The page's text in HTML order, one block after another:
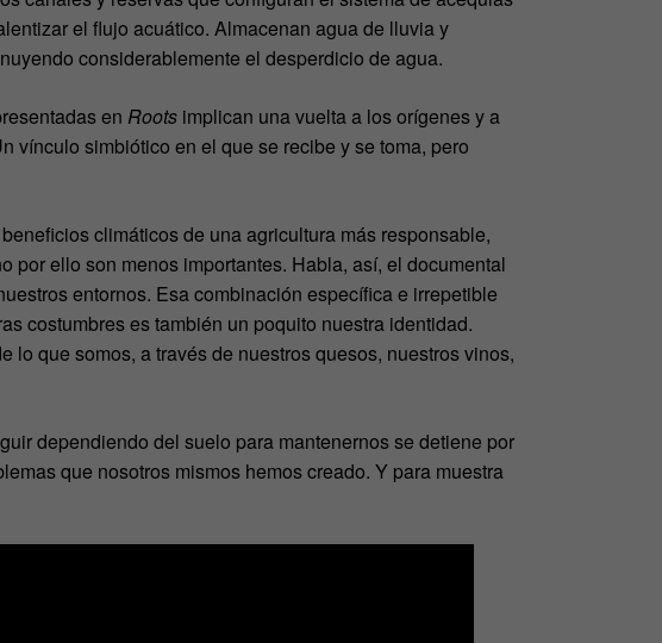
el flujo acuático. Almacenan agua de lluvia y
considerablemente el desperdicio de agua.
en Roots implican una vuelta a los orígenes y a
vínculo simbiótico en el que se recibe y se toma, pero
climáticos de una agricultura más responsable,
por ello son menos importantes. Habla, así, el documental
entornos. Esa combinación específica e irrepetible
costumbres es también un poquito nuestra identidad.
lo que somos, a través de nuestros quesos, nuestros vinos,
dependiendo del suelo para mantenernos se detiene por
que nosotros mismos hemos creado. Y para muestra